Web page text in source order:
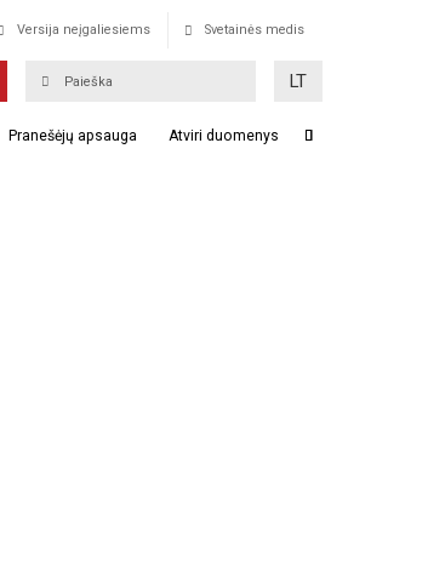
Versija neįgaliesiems Svetainės medis
LT
Pranešėjų apsauga Atviri duomenys